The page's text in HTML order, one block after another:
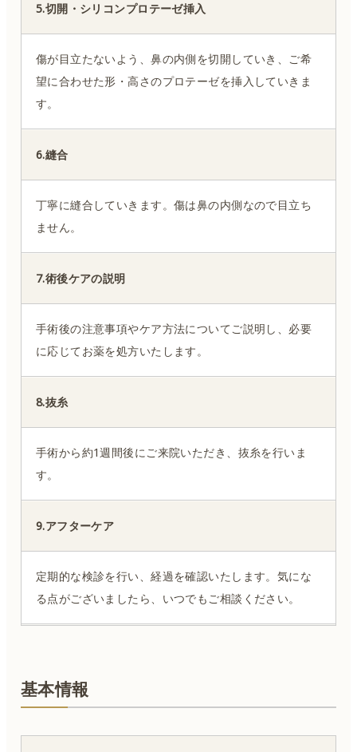
5.切開・シリコンプロテーゼ挿入
傷が目立たないよう、鼻の内側を切開していき、ご希
望に合わせた形・高さのプロテーゼを挿入していきま
す。
6.縫合
丁寧に縫合していきます。傷は鼻の内側なので目立ち
ません。
7.術後ケアの説明
手術後の注意事項やケア方法についてご説明し、必要
に応じてお薬を処方いたします。
8.抜糸
手術から約1週間後にご来院いただき、抜糸を行いま
す。
9.アフターケア
定期的な検診を行い、経過を確認いたします。気にな
る点がございましたら、いつでもご相談ください。
基本情報